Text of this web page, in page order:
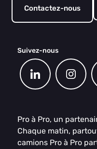
Contactez-nous
Suivez-nous
Pro à Pro, un
Chaque matin,
camions Pro à Pro